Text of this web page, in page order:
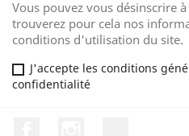
Vous pouvez vous désinscrire
trouverez pour cela nos
conditions d'utilisation du site.
J'accepte les conditions
confidentialité